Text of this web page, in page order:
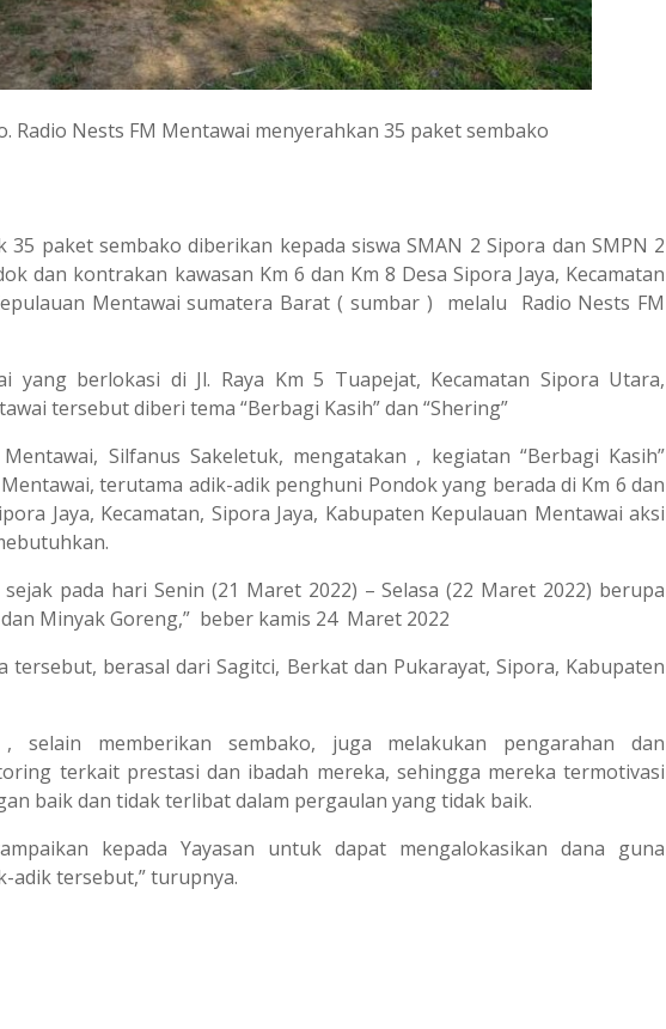
Radio Nests FM Mentawai menyerahkan 35 paket sembako
35 paket sembako diberikan kepada siswa SMAN 2 Sipora dan SMPN 2
dan kontrakan kawasan Km 6 dan Km 8 Desa Sipora Jaya, Kecamatan
Mentawai sumatera Barat ( sumbar ) melalu Radio Nests FM
yang berlokasi di Jl. Raya Km 5 Tuapejat, Kecamatan Sipora Utara,
tersebut diberi tema “Berbagi Kasih” dan “Shering”
Silfanus Sakeletuk, mengatakan , kegiatan “Berbagi Kasih”
terutama adik-adik penghuni Pondok yang berada di Km 6 dan
Jaya, Kecamatan, Sipora Jaya, Kabupaten Kepulauan Mentawai aksi
pada hari Senin (21 Maret 2022) – Selasa (22 Maret 2022) berupa
Minyak Goreng,” beber kamis 24 Maret 2022
tersebut, berasal dari Sagitci, Berkat dan Pukarayat, Sipora, Kabupaten
selain memberikan sembako, juga melakukan pengarahan dan
terkait prestasi dan ibadah mereka, sehingga mereka termotivasi
baik dan tidak terlibat dalam pergaulan yang tidak baik.
kepada Yayasan untuk dapat mengalokasikan dana guna
adik tersebut,” turupnya.